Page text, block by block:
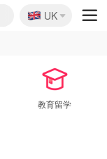
🇬🇧
UK
教育留学